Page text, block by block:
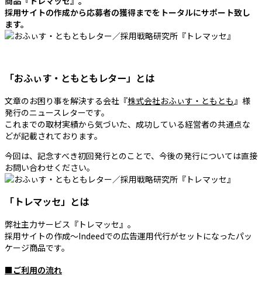
採用サイトの作成から応募者の獲得までをトータルにサポート致し
ます。
「おふぃす・ともともレター」とは
文章のお困り事を解決する会社『株式会社おふぃす・ともとも 』様
発行のニュースレターです。
これまでの取材実績から気づいた、成功している経営者の共通点な
どが記載されております。
今回は、記念すべき初回発行とのことで、今後の発行については直接
お問い合わせください。
「トレマッセ」とは
弊社主力サービス『トレマッセ』。
採用サイトの作成～Indeedでの広告運用代行がセットになったパッ
ケージ商品です。
■ご利用の流れ